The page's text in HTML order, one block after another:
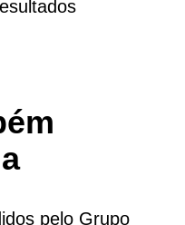
pelo Grupo